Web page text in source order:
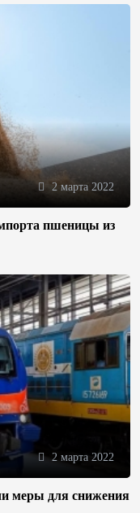
2 марта 2022
пшеницы из
2 марта 2022
меры для снижения